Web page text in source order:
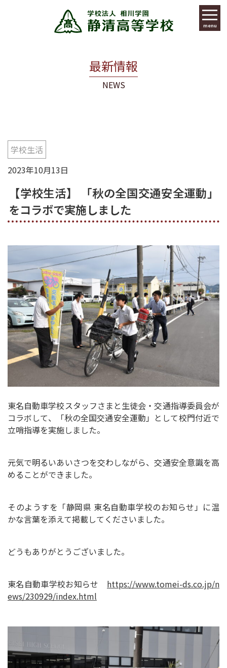
menu
最新情報
NEWS
学校生活
2023年10月13日
【学校生活】 「秋の全国交通安全運動」
をコラボで実施しました
東名自動車学校スタッフさまと生徒会・交通指導委員会が
コラボして、「秋の全国交通安全運動」として校門付近で
立哨指導を実施しました。
元気で明るいあいさつを交わしながら、交通安全意識を高
めることができました。
そのようすを「静岡県 東名自動車学校のお知らせ」に温
かな言葉を添えて掲載してくださいました。
どうもありがとうございました。
東名自動車学校お知らせ https://www.tomei-ds.co.jp/n
ews/230929/index.html